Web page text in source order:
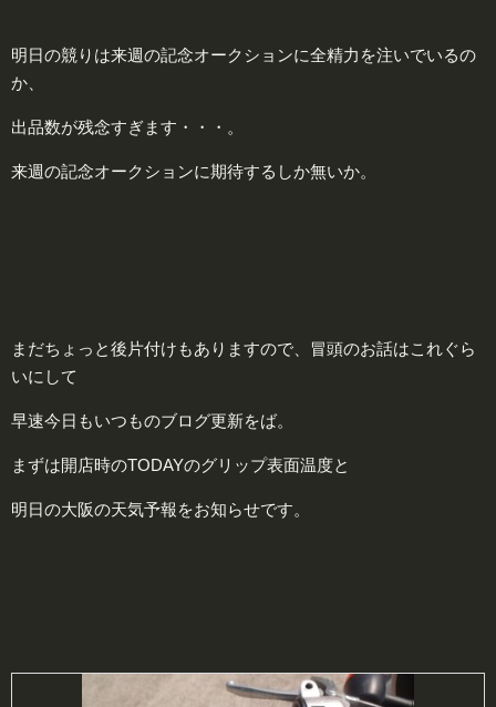
明日の競りは来週の記念オークションに全精力を注いでいるの
か、
出品数が残念すぎます・・・。
来週の記念オークションに期待するしか無いか。
まだちょっと後片付けもありますので、冒頭のお話はこれぐら
いにして
早速今日もいつものブログ更新をば。
まずは開店時のTODAYのグリップ表面温度と
明日の大阪の天気予報をお知らせです。